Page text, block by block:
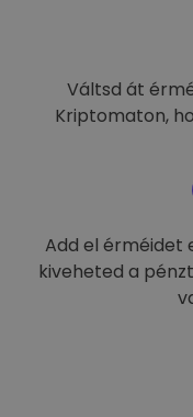
Váltsd át
Kriptomaton,
Add el érméidet
kiveheted a